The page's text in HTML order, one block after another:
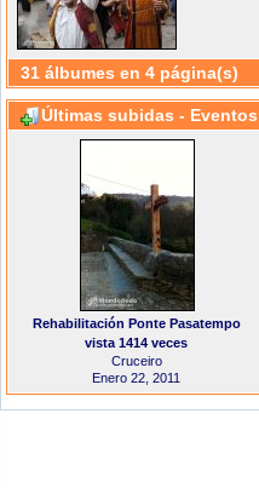
31 álbumes en 4 página(s)
Últimas subidas - Eventos
Rehabilitación Ponte Pasatempo
vista 1414 veces
Cruceiro
Enero 22, 2011